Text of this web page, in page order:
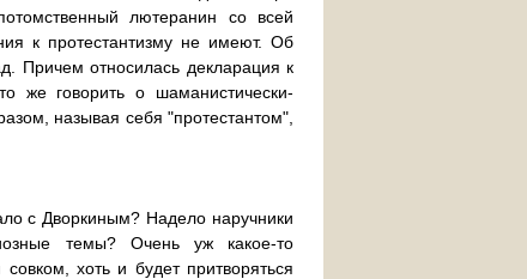
лютеранин со всей
к протестантизму не имеют. Об
Причем относилась декларация к
же говорить о шаманистически-
называя себя "протестантом",
с Дворкиным? Надело наручники
темы? Очень уж какое-то
хоть и будет притворяться